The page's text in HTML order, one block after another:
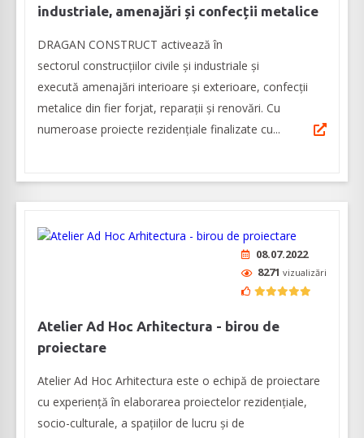
industriale, amenajări și confecții metalice
DRAGAN CONSTRUCT activează în
sectorul construcțiilor civile și industriale și
execută amenajări interioare și exterioare, confecții
metalice din fier forjat, reparații și renovări. Cu
numeroase proiecte rezidențiale finalizate cu...
08.07.2022
8271 vizualizări
Atelier Ad Hoc Arhitectura - birou de
proiectare
Atelier Ad Hoc Arhitectura este o echipă de proiectare
cu experiență în elaborarea proiectelor rezidențiale,
socio-culturale, a spațiilor de lucru și de